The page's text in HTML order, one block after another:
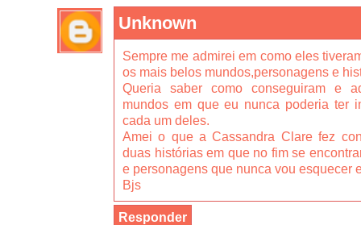
Unknown
Sempre me admirei em como eles
os mais belos mundos,personagens e
Queria saber como conseguiram e
mundos em que eu nunca poderia ter
cada um deles.
Amei o que a Cassandra Clare fez
duas histórias em que no fim se
e personagens que nunca vou esquecer
Bjs
Responder